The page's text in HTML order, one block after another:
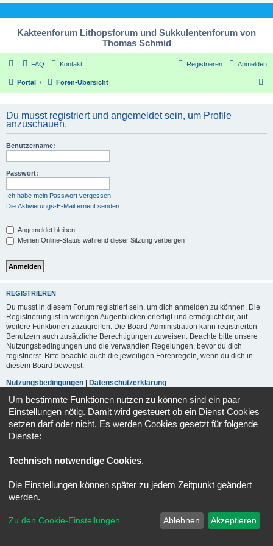
Kakteenforum Lithopsforum und Sukkulentenforum von
Thomas Schmid
FAQ Kontakt Anmelden
Registrieren
Portal Foren-Übersicht
Du musst registriert und angemeldet sein, um Profile
anzuschauen.
Benutzername:
Passwort:
Ich habe mein Passwort vergessen
Die Aktivierungs-E-Mail erneut senden
Angemeldet bleiben
Meinen Online-Status während dieser Sitzung verbergen
REGISTRIEREN
Du musst in diesem Forum registriert sein, um dich anmelden zu können. Die
Registrierung ist in wenigen Augenblicken erledigt und ermöglicht dir, auf
weitere Funktionen zuzugreifen. Die Board-Administration kann registrierten
Benutzern auch zusätzliche Berechtigungen zuweisen. Beachte bitte unsere
Nutzungsbedingungen und die verwandten Regelungen, bevor du dich
registrierst. Bitte beachte auch die jeweiligen Forenregeln, wenn du dich in
diesem Board bewegst.
Nutzungsbedingungen
Datenschutzerklärung
Registrieren
Alle Cookies löschen
Impressum
Kontakt
Powered by
® Forum Software © phpBB Limited
Deutsche Übersetzung durch
Um bestimmte Funktionen nutzen zu können sind ein paar
Einstellungen nötig. Damit wird gesteuert ob ein Dienst Cookies
setzen darf oder nicht. Es werden Cookies gesetzt für folgende
Dienste:
Technisch notwendige Cookies.
Die Einstellungen können später zu jedem Zeitpunkt geändert
werden.
Zu den Cookie-Einstellungen Ablehnen Akzeptieren